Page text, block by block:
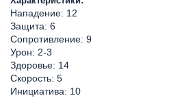
Нападение: 12
Защита: 6
Сопротивление: 9
Урон: 2-3
Здоровье: 14
Скорость: 5
Инициатива: 10